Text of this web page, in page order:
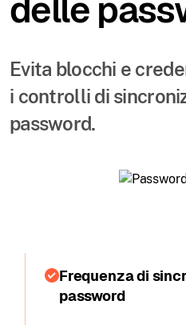
delle
Evita blocchi e
i controlli di
password.
Frequenza di
password